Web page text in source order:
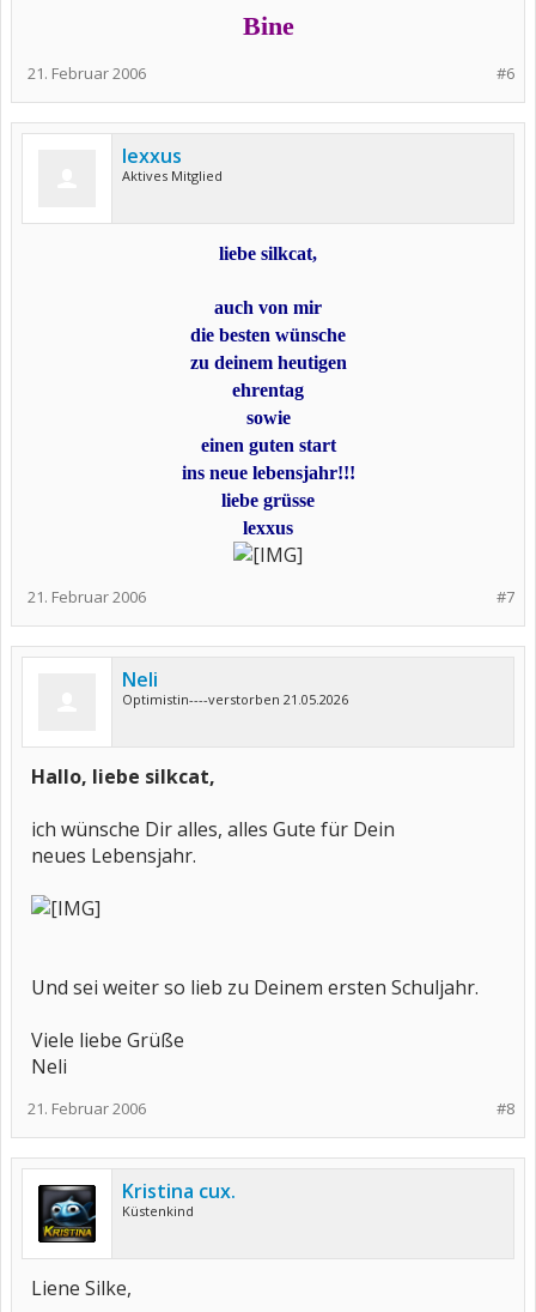
Bine
#6
21. Februar 2006
lexxus
Aktives Mitglied
liebe silkcat,
auch von mir
die besten wünsche
zu deinem heutigen
ehrentag
sowie
einen guten start
ins neue lebensjahr!!!
liebe grüsse
lexxus
#7
21. Februar 2006
Neli
Optimistin----verstorben 21.05.2026
Hallo, liebe silkcat,
ich wünsche Dir alles, alles Gute für Dein
neues Lebensjahr.
Und sei weiter so lieb zu Deinem ersten Schuljahr.
Viele liebe Grüße
Neli
#8
21. Februar 2006
Kristina cux.
Küstenkind
Liene Silke,